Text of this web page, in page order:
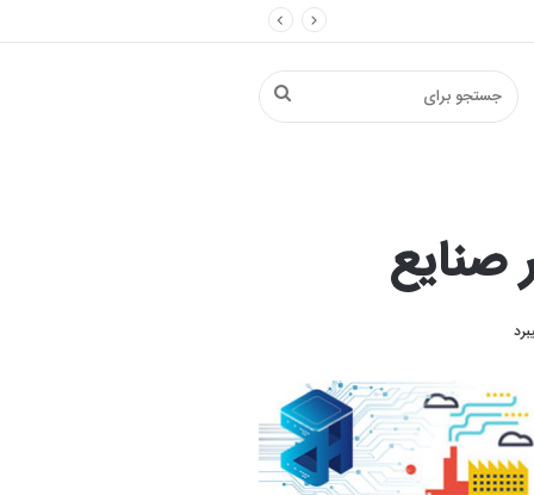
جستجو
صنایع